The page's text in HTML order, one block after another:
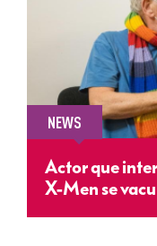
NEWS
Actor que
X-Men se